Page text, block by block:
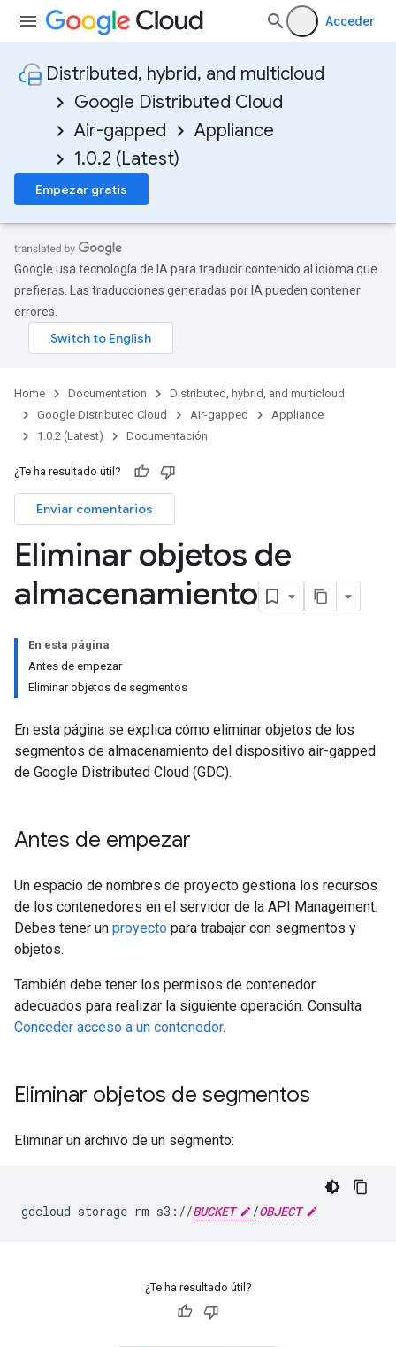
Acceder
Distributed, hybrid, and multicloud
Google Distributed Cloud
Air-gapped
Appliance
1.0.2 (Latest)
Empezar gratis
Google usa tecnología de IA para traducir contenido al idioma que
prefieras. Las traducciones generadas por IA pueden contener
errores.
Home Documentation
Distributed, hybrid, and multicloud
Google Distributed Cloud
Air-gapped
Appliance
1.0.2 (Latest)
Documentación
¿Te ha resultado útil?
Enviar comentarios
Eliminar objetos de
almacenamiento
En esta página
Antes de empezar
Eliminar objetos de segmentos
En esta página se explica cómo eliminar objetos de los
segmentos de almacenamiento del dispositivo air-gapped
de Google Distributed Cloud (GDC).
Antes de empezar
Un espacio de nombres de proyecto gestiona los recursos
de los contenedores en el servidor de la API Management.
Debes tener un proyecto para trabajar con segmentos y
objetos.
También debe tener los permisos de contenedor
adecuados para realizar la siguiente operación. Consulta
Conceder acceso a un contenedor.
Eliminar objetos de segmentos
Eliminar un archivo de un segmento:
gdcloud storage rm s3://BUCKET /OBJECT
¿Te ha resultado útil?